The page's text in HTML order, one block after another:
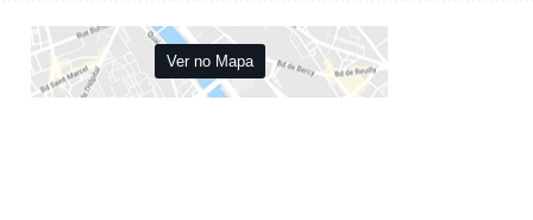
Rio de Janeiro
Ver no Mapa